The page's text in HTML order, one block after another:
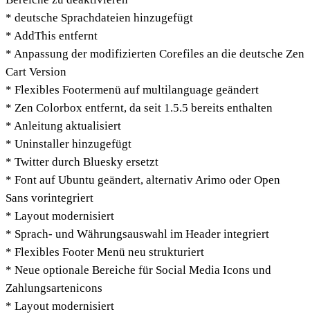
* deutsche Sprachdateien hinzugefügt
* AddThis entfernt
* Anpassung der modifizierten Corefiles an die deutsche Zen
Cart Version
* Flexibles Footermenü auf multilanguage geändert
* Zen Colorbox entfernt, da seit 1.5.5 bereits enthalten
* Anleitung aktualisiert
* Uninstaller hinzugefügt
* Twitter durch Bluesky ersetzt
* Font auf Ubuntu geändert, alternativ Arimo oder Open
Sans vorintegriert
* Layout modernisiert
* Sprach- und Währungsauswahl im Header integriert
* Flexibles Footer Menü neu strukturiert
* Neue optionale Bereiche für Social Media Icons und
Zahlungsartenicons
* Layout modernisiert